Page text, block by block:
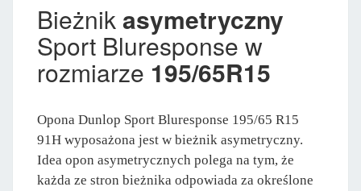
Bieżnikasymetryczny
Sport Bluresponse w
rozmiarze 195/65R15
Opona Dunlop Sport Bluresponse 195/65 R15
91H wyposażona jest w bieżnik asymetryczny.
Idea opon asymetrycznych polega na tym, że
każda ze stron bieżnika odpowiada za określone